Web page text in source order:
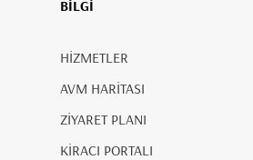
BİLGİ
HİZMETLER
AVM HARİTASI
ZİYARET PLANI
KİRACI PORTALI